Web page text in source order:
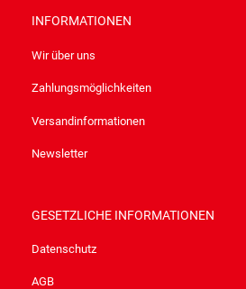
INFORMATIONEN
Wir über uns
Zahlungsmöglichkeiten
Versandinformationen
Newsletter
GESETZLICHE INFORMATIONEN
Datenschutz
AGB